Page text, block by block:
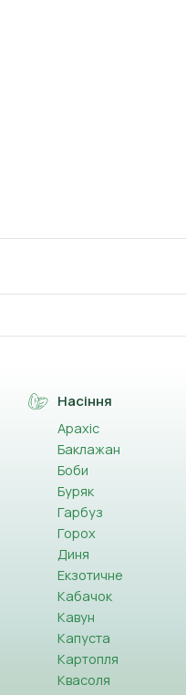
Насіння
Арахіс
Баклажан
Боби
Буряк
Гарбуз
Горох
Диня
Екзотичне
Кабачок
Кавун
Капуста
Картопля
Квасоля